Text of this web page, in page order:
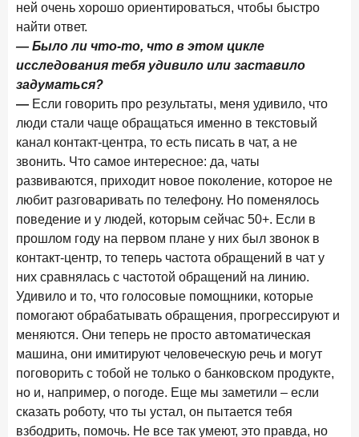
8 июня 2026 года ИССЛЕДОВАНИЕ
По итогам мая 2026 года объем выдач кредитов
составил 993,8 млрд руб.
Синергия интеллектов: будущее контакт-центров в
партнерстве человека и технологий
1 июня 2026 года
В борьбе за сбережения россиян банки учатся
понимать контекст
28 мая 2026 года ИССЛЕДОВАНИЕ
Доверие становится главным фактором на рынке
Private banking
25 мая 2026 года ИССЛЕДОВАНИЕ
Ипотека в России: итоги апреля 2026 года в цифрах
13 мая 2026 года ИССЛЕДОВАНИЕ
«Ни один зарубежный private банк не может
сравниться с российским»
6 мая 2026 года ИССЛЕДОВАНИЕ
По итогам апреля 2026 года объем выдач кредитов
составил 968 млрд руб.
ней очень хорошо ориентироваться, чтобы быстро
найти ответ.
— Было ли что-то, что в этом цикле
исследования тебя удивило или заставило
задуматься?
— Если говорить про результаты, меня удивило, что
люди стали чаще обращаться именно в текстовый
канал контакт-центра, то есть писать в чат, а не
звонить. Что самое интересное: да, чаты
развиваются, приходит новое поколение, которое не
любит разговаривать по телефону. Но поменялось
поведение и у людей, которым сейчас 50+. Если в
прошлом году на первом плане у них был звонок в
контакт-центр, то теперь частота обращений в чат у
них сравнялась с частотой обращений на линию.
Удивило и то, что голосовые помощники, которые
помогают обрабатывать обращения, прогрессируют и
меняются. Они теперь не просто автоматическая
машина, они имитируют человеческую речь и могут
поговорить с тобой не только о банковском продукте,
но и, например, о погоде. Еще мы заметили – если
сказать роботу, что ты устал, он пытается тебя
взбодрить, помочь. Не все так умеют, это правда, но